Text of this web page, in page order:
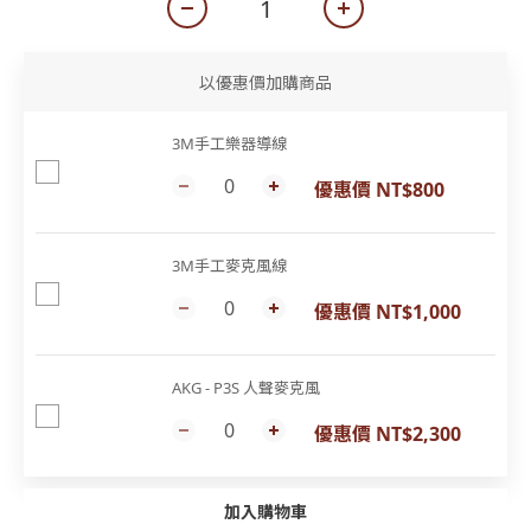
以優惠價加購商品
3M手工樂器導線
優惠價 NT$800
3M手工麥克風線
優惠價 NT$1,000
AKG - P3S 人聲麥克風
優惠價 NT$2,300
加入購物車